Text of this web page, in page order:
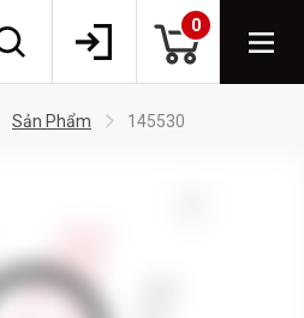
0
Sản Phẩm 145530